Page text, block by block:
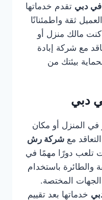
دبي تقدم خدماتها
ثقة واطمئنانًا
مالك منزل أو
مع شركة إبادة
بيئتك من
دبي
في المنزل أو مكان
مع شركة رش
تلعب دورًا مهمًا في
والطائرة باستخدام
المختصة.
خدماتها بعد تقييم